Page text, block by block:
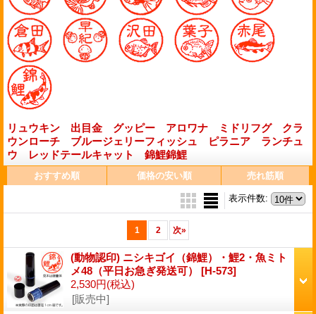
リュウキン 出目金 グッピー アロワナ ミドリフグ
クラ
ウンローチ
ブルージェリーフィッシュ ピラニア
ランチュ
ウ
レッドテールキャット 錦鯉錦鯉
おすすめ順 価格の安い順 売れ筋順
表示件数:
1 2 次»
(動物認印) ニシキゴイ（錦鯉）・鯉2・魚ミト
メ48（平日お急ぎ発送可） [H-573]
2,530円(税込)
[販売中]